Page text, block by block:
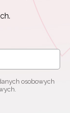
osobowych